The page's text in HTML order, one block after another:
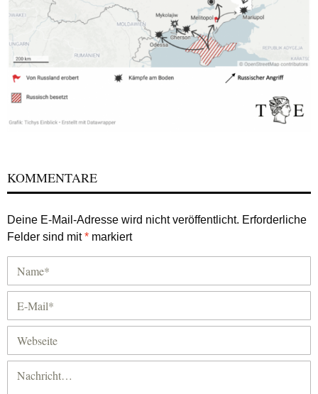
KOMMENTARE
Deine E-Mail-Adresse wird nicht veröffentlicht. Erforderliche
Felder sind mit* markiert